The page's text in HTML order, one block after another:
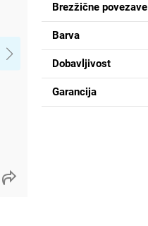
Brezžične povezave
Barva
Dobavljivost
Garancija